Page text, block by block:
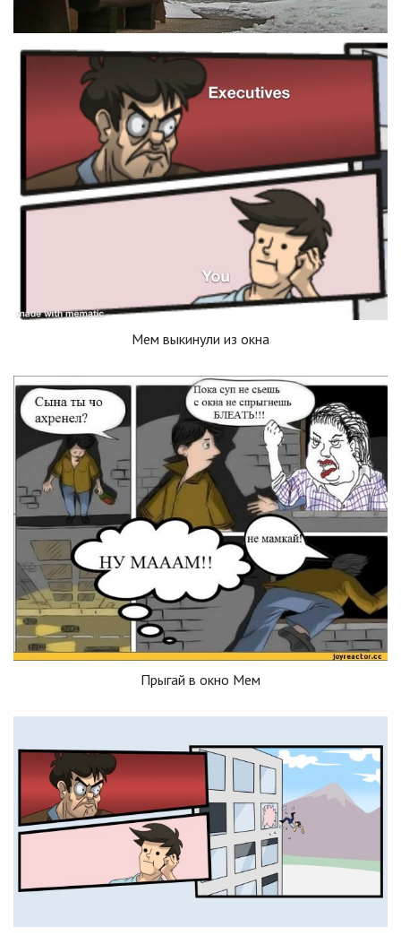
Мем выкинули из окна
Прыгай в окно Мем